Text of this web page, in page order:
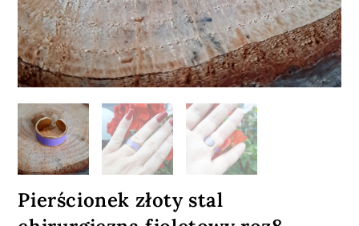
Pierścionek złoty stal